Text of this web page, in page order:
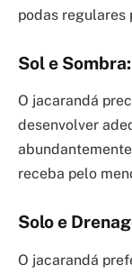
podas regulares
Sol e
O jacarandá
desenvolver
receba pelo
Solo e
O jacarandá